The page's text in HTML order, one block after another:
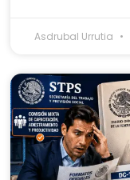
Asdrubal Urrutia